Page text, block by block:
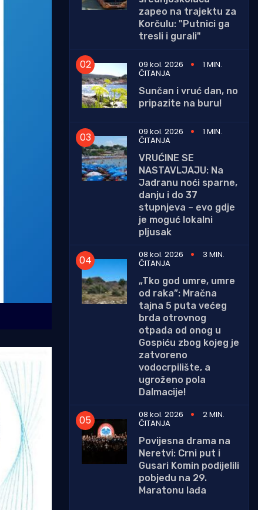
zapeo na trajektu za
Korčulu: "Putnici ga
tresli i gurali"
09 kol. 2026 1 MIN.
ČITANJA
Sunčan i vruć dan, no
pripazite na buru!
09 kol. 2026 1 MIN.
ČITANJA
VRUĆINE SE
NASTAVLJAJU: Na
Jadranu noći sparne,
danju i do 37
stupnjeva – evo gdje
je moguć lokalni
pljusak
08 kol. 2026
3 MIN.
ČITANJA
„Tko god umre, umre
od raka”: Mračna
tajna 5 puta većeg
brda otrovnog
otpada od onog u
Gospiću zbog kojeg je
zatvoreno
vodocrpilište, a
ugroženo pola
Dalmacije!
08 kol. 2026
2 MIN.
ČITANJA
Povijesna drama na
Neretvi: Crni put i
Gusari Komin podijelili
pobjedu na 29.
Maratonu lađa